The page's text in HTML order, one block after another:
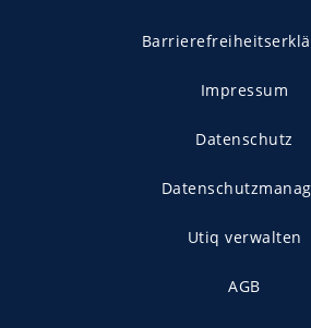
Impressum
Datenschutz
Utiq verwalten
AGB